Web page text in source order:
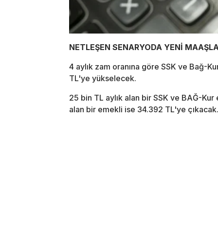
NETLEŞEN SENARYODA YENİ
4 aylık zam oranına göre SSK ve Bağ-
TL'ye yükselecek.
25 bin TL aylık alan bir SSK ve BAĞ-
alan bir emekli ise 34.392 TL'ye çıkacak.